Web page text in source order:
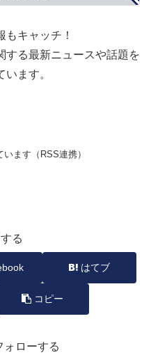
キャッチ！
する最新ニュースや話題を
ます。
ます（RSS連携）
る
はてブ
コピー
ォローする